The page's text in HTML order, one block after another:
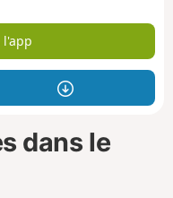
dans le